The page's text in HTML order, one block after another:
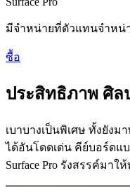
มีจําหน่ายที่ตัวแทนจําหน่
ซื้อ
ประสิทธิภาพ ศิล
เบาบางเป็นพิเศษ ทั้งยังม
ได้อันโดดเด่น คีย์บอร์ด
Surface Pro รังสรรค์มา